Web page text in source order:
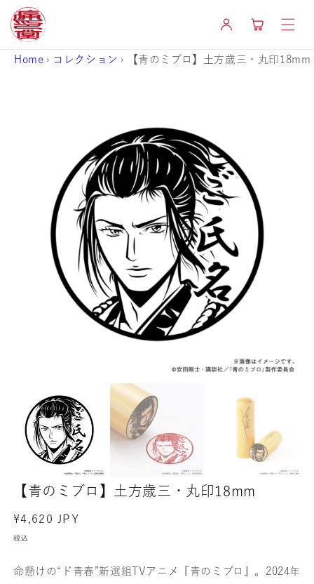
ンツに
進む
イ
ー
Home › コレクション › 【青のミブロ】土方歳三・丸印18mm
【青のミブロ】土方歳三・丸印18mm
通
常
格
¥4,620 JPY
税込
命懸けの“ド青春”新選組TVアニメ『青のミブロ』。2024年